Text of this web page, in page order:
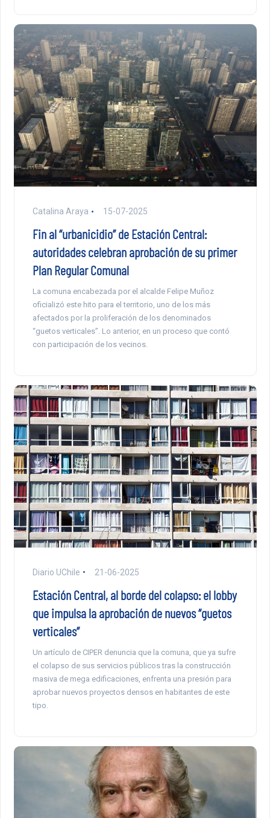
Catalina Araya 15-07-2025
Fin al “urbanicidio” de Estación Central:
autoridades celebran aprobación de su primer
Plan Regular Comunal
La comuna encabezada por el alcalde Felipe Muñoz
oficializó este hito para el territorio, uno de los más
afectados por la proliferación de los denominados
“guetos verticales”. Lo anterior, en un proceso que contó
con participación de los vecinos.
Diario UChile 21-06-2025
Estación Central, al borde del colapso: el lobby
que impulsa la aprobación de nuevos “guetos
verticales”
Un artículo de CIPER denuncia que la comuna, que ya sufre
el colapso de sus servicios públicos tras la construcción
masiva de mega edificaciones, enfrenta una presión para
aprobar nuevos proyectos densos en habitantes de este
tipo.